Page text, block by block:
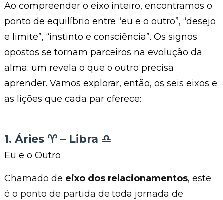
Ao compreender o eixo inteiro, encontramos o
ponto de equilíbrio entre “eu e o outro”, “desejo
e limite”, “instinto e consciência”. Os signos
opostos se tornam parceiros na evolução da
alma: um revela o que o outro precisa
aprender. Vamos explorar, então, os seis eixos e
as lições que cada par oferece:
1. Áries ♈︎ – Libra ♎︎
Eu e o Outro
Chamado de eixo dos relacionamentos, este
é o ponto de partida de toda jornada de